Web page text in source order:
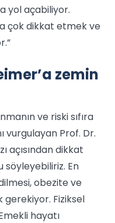
yol açabiliyor.
çok dikkat etmek ve
zemin
ve riski sıfıra
vurgulayan Prof. Dr.
açısından dikkat
En
obezite ve
gerekiyor. Fiziksel
hayatı